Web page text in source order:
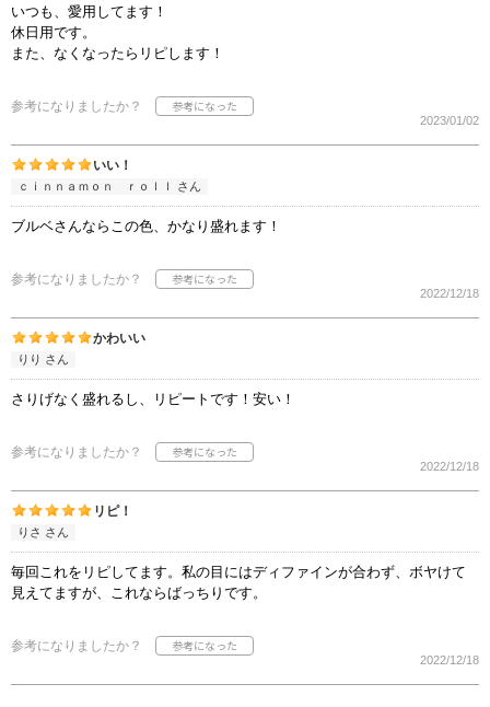
いつも、愛用してます！
休日用です。
また、なくなったらリピします！
参考になりましたか？
2023/01/02
いい！
ｃｉｎｎａｍｏｎ ｒｏｌｌ さん
ブルベさんならこの色、かなり盛れます！
参考になりましたか？
2022/12/18
かわいい
りり さん
さりげなく盛れるし、リピートです！安い！
参考になりましたか？
2022/12/18
リピ！
りさ さん
毎回これをリピしてます。私の目にはディファインが合わず、ボヤけて
見えてますが、これならばっちりです。
参考になりましたか？
2022/12/18